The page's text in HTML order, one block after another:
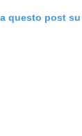
questo post